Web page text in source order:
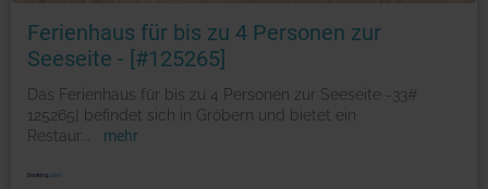
Ferienhaus für bis zu 4 Personen zur
Seeseite - [#125265]
Das Ferienhaus für bis zu 4 Personen zur Seeseite -33#
125265] befindet sich in Gröbern und bietet ein
Restaur
mehr